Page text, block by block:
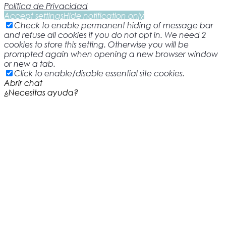
Política de Privacidad
Accept settingsHide notification only
Check to enable permanent hiding of message bar
and refuse all cookies if you do not opt in. We need 2
cookies to store this setting. Otherwise you will be
prompted again when opening a new browser window
or new a tab.
Click to enable/disable essential site cookies.
Abrir chat
¿Necesitas ayuda?